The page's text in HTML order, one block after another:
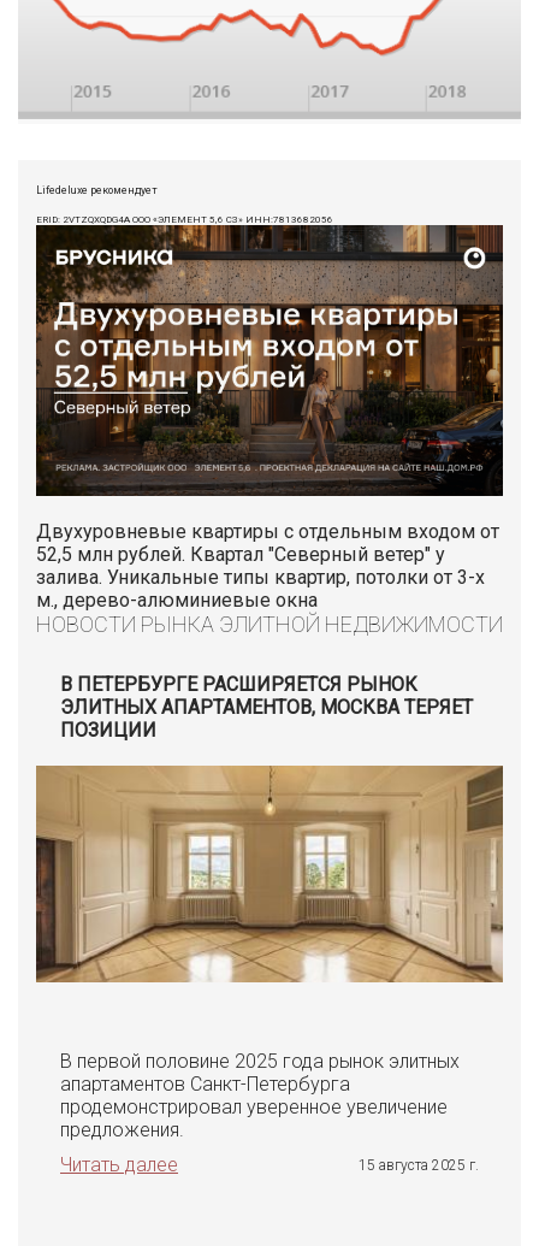
Lifedeluxe рекомендует
ERID: 2VTZQXQDG4A ООО «ЭЛЕМЕНТ 5,6 СЗ» ИНН:7813682056
Двухуровневые квартиры с отдельным входом от
52,5 млн рублей. Квартал "Северный ветер" у
залива. Уникальные типы квартир, потолки от 3-х
м., дерево-алюминиевые окна
НОВОСТИ РЫНКА ЭЛИТНОЙ НЕДВИЖИМОСТИ
В ПЕТЕРБУРГЕ РАСШИРЯЕТСЯ РЫНОК
ЭЛИТНЫХ АПАРТАМЕНТОВ, МОСКВА ТЕРЯЕТ
ПОЗИЦИИ
В первой половине 2025 года рынок элитных
апартаментов Санкт-Петербурга
продемонстрировал уверенное увеличение
предложения.
Читать далее
15 августа 2025 г.